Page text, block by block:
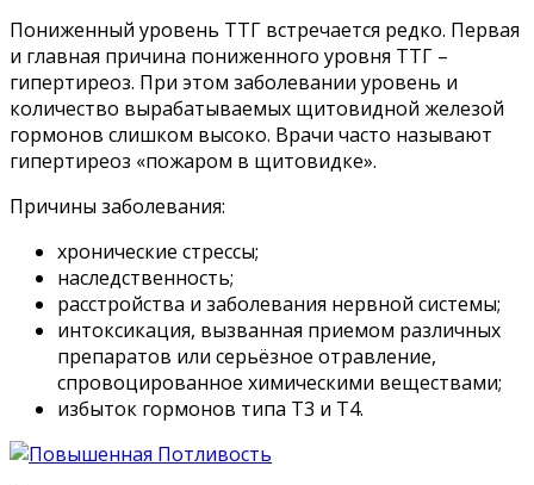
Пониженный уровень ТТГ встречается редко. Первая
и главная причина пониженного уровня ТТГ –
гипертиреоз. При этом заболевании уровень и
количество вырабатываемых щитовидной железой
гормонов слишком высоко. Врачи часто называют
гипертиреоз «пожаром в щитовидке».
Причины заболевания:
хронические стрессы;
наследственность;
расстройства и заболевания нервной системы;
интоксикация, вызванная приемом различных
препаратов или серьёзное отравление,
спровоцированное химическими веществами;
избыток гормонов типа Т3 и Т4.